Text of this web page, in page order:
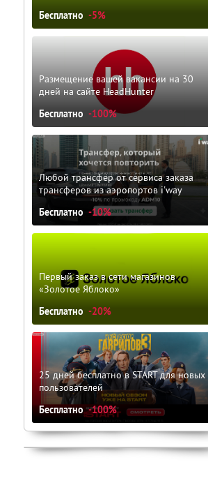
Бесплатно -5%
Размещение вашей вакансии на 30
дней на сайте HeadHunter
Бесплатно -100%
Любой трансфер от сервиса заказа
трансферов из аэропортов i'way
Бесплатно -10%
Первый заказ в сети магазинов
«Золотое Яблоко»
Бесплатно -20%
25 дней бесплатно в START для новых
пользователей
Бесплатно -100%